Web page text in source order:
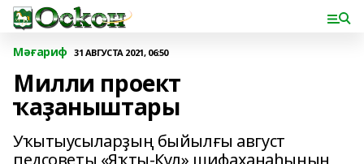
Мәғариф 31 АВГУСТА 2021, 06:50
Милли проект
ҡаҙаныштары
Уҡытыусыларҙың быйылғы август
педсоветы «Яҡты-Күл» шифаханаһының